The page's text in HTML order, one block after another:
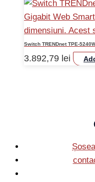
Switch TRENDnet TPE-
3.892,79 lei